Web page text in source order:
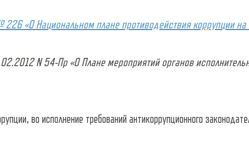
226«О Национальном плане противодействия коррупции
N 54-Пр «О Плане мероприятий органов
во исполнение требований антикоррупционного